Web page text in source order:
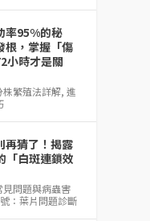
率95%的秘
根，掌握「傷
小時才是關
株繁殖法詳解,進
再猜了！揭露
「白斑連鎖效
見問題與病蟲害
：葉片問題診斷